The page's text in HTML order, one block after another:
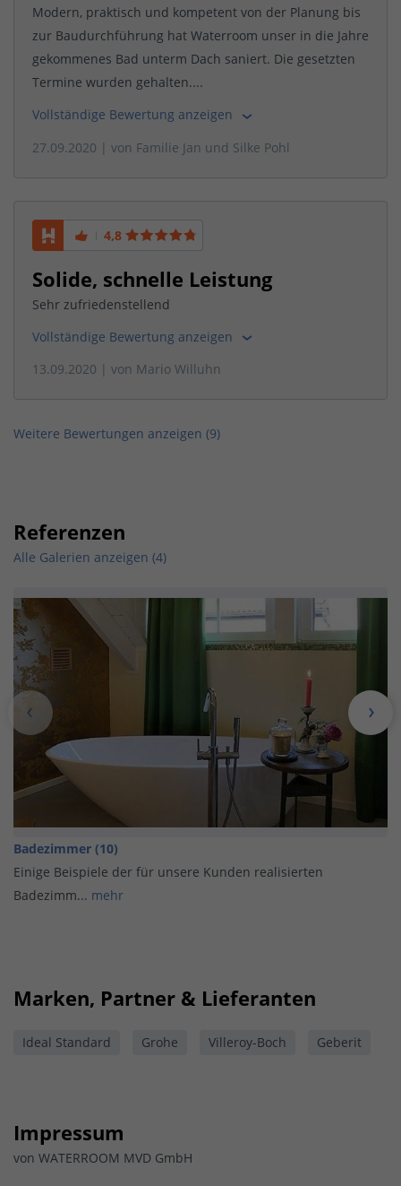
Modern, praktisch und kompetent von der Planung bis
zur Baudurchführung hat Waterroom unser in die Jahre
gekommenes Bad unterm Dach saniert. Die gesetzten
Termine wurden gehalten....
Vollständige Bewertung anzeigen
27.09.2020 | von Familie Jan und Silke Pohl
4,8
Solide, schnelle Leistung
Sehr zufriedenstellend
Vollständige Bewertung anzeigen
13.09.2020 | von Mario Willuhn
Weitere Bewertungen anzeigen (9)
Referenzen
Alle Galerien anzeigen (4)
Badezimmer (10)
Einige Beispiele der für unsere Kunden realisierten
Badezimm... mehr
Marken, Partner & Lieferanten
Ideal Standard Grohe Villeroy-Boch Geberit
Impressum
von WATERROOM MVD GmbH